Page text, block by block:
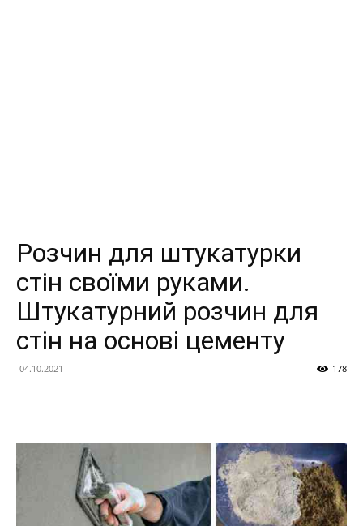
Розчин для штукатурки
стін своїми руками.
Штукатурний розчин для
стін на основі цементу
04.10.2021 178